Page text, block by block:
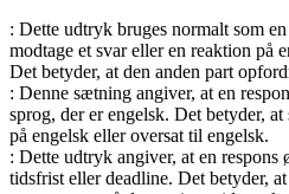
: Dette udtryk bruges normalt som
modtage et svar eller en reaktion på
Det betyder, at den anden part
: Denne sætning angiver, at en
sprog, der er engelsk. Det betyder,
på engelsk eller oversat til engelsk.
: Dette udtryk angiver, at en respons
tidsfrist eller deadline. Det betyder,